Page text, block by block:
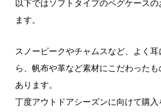
以下ではソフトタイプのペグケース
ます。
スノーピークやチャムスなど、よく
ら、帆布や革など素材にこだわった
あります。
丁度アウトドアシーズンに向けて購